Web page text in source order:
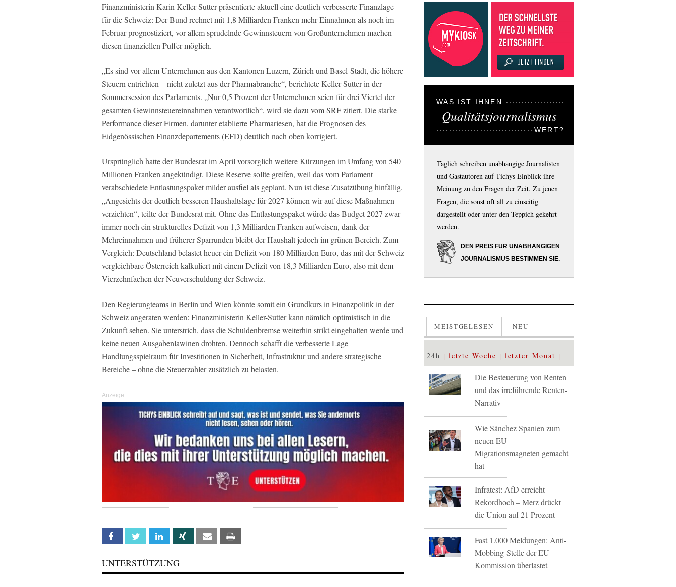
Finanzministerin Karin Keller-Sutter präsentierte aktuell eine deutlich verbesserte Finanzlage
für die Schweiz: Der Bund rechnet mit 1,8 Milliarden Franken mehr Einnahmen als noch im
Februar prognostiziert, vor allem sprudelnde Gewinnsteuern von Großunternehmen machen
diesen finanziellen Puffer möglich.
„Es sind vor allem Unternehmen aus den Kantonen Luzern, Zürich und Basel-Stadt, die höhere
Steuern entrichten – nicht zuletzt aus der Pharmabranche“, berichtete Keller-Sutter in der
Sommersession des Parlaments. „Nur 0,5 Prozent der Unternehmen seien für drei Viertel der
gesamten Gewinnsteuereinnahmen verantwortlich“, wird sie dazu vom SRF zitiert. Die starke
Performance dieser Firmen, darunter etablierte Pharmariesen, hat die Prognosen des
Eidgenössischen Finanzdepartements (EFD) deutlich nach oben korrigiert.
Ursprünglich hatte der Bundesrat im April vorsorglich weitere Kürzungen im Umfang von 540
Millionen Franken angekündigt. Diese Reserve sollte greifen, weil das vom Parlament
verabschiedete Entlastungspaket milder ausfiel als geplant. Nun ist diese Zusatzübung hinfällig.
„Angesichts der deutlich besseren Haushaltslage für 2027 können wir auf diese Maßnahmen
verzichten“, teilte der Bundesrat mit. Ohne das Entlastungspaket würde das Budget 2027 zwar
immer noch ein strukturelles Defizit von 1,3 Milliarden Franken aufweisen, dank der
Mehreinnahmen und früherer Sparrunden bleibt der Haushalt jedoch im grünen Bereich. Zum
Vergleich: Deutschland belastet heuer ein Defizit von 180 Milliarden Euro, das mit der Schweiz
vergleichbare Österreich kalkuliert mit einem Defizit von 18,3 Milliarden Euro, also mit dem
Vierzehnfachen der Neuverschuldung der Schweiz.
Den Regierungteams in Berlin und Wien könnte somit ein Grundkurs in Finanzpolitik in der
Schweiz angeraten werden: Finanzministerin Keller-Sutter kann nämlich optimistisch in die
Zukunft sehen. Sie unterstrich, dass die Schuldenbremse weiterhin strikt eingehalten werde und
keine neuen Ausgabenlawinen drohten. Dennoch schafft die verbesserte Lage
Handlungsspielraum für Investitionen in Sicherheit, Infrastruktur und andere strategische
Bereiche – ohne die Steuerzahler zusätzlich zu belasten.
Anzeige
Facebook Twitter Linkedin Xing Email
UNTERSTÜTZUNG
WAS IST IHNEN
Qualitätsjournalismus
WERT?
Täglich schreiben unabhängige Journalisten
und Gastautoren auf Tichys Einblick ihre
Meinung zu den Fragen der Zeit. Zu jenen
Fragen, die sonst oft all zu einseitig
dargestellt oder unter den Teppich gekehrt
werden.
DEN PREIS FÜR UNABHÄNGIGEN
JOURNALISMUS BESTIMMEN SIE.
MEISTGELESEN NEU
24h letzte Woche letzter Monat
Die Besteuerung von Renten
und das irreführende Renten-
Narrativ
Wie Sánchez Spanien zum
neuen EU-
Migrationsmagneten gemacht
hat
Infratest: AfD erreicht
Rekordhoch – Merz drückt
die Union auf 21 Prozent
Fast 1.000 Meldungen: Anti-
Mobbing-Stelle der EU-
Kommission überlastet